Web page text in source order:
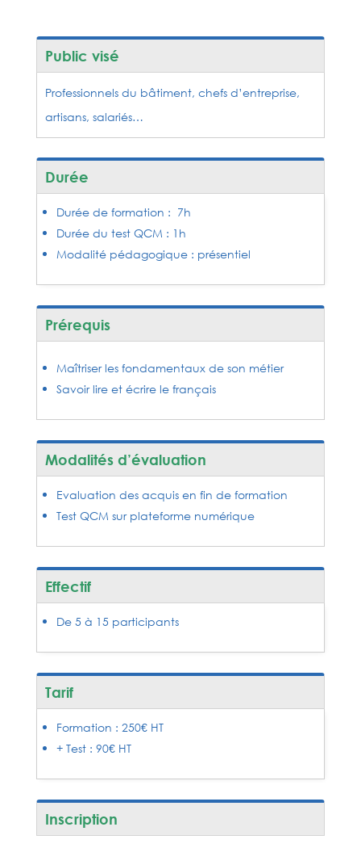
Public visé
Professionnels du bâtiment, chefs d’entreprise,
artisans, salariés…
Durée
Durée de formation : 7h
Durée du test QCM : 1h
Modalité pédagogique : présentiel
Prérequis
Maîtriser les fondamentaux de son métier
Savoir lire et écrire le français
Modalités d’évaluation
Evaluation des acquis en fin de formation
Test QCM sur plateforme numérique
Effectif
De 5 à 15 participants
Tarif
Formation : 250€ HT
+ Test : 90€ HT
Inscription